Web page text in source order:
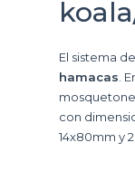
El sistema
hamacas .
con
14x80mm y